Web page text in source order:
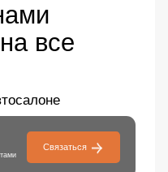
все
Связаться